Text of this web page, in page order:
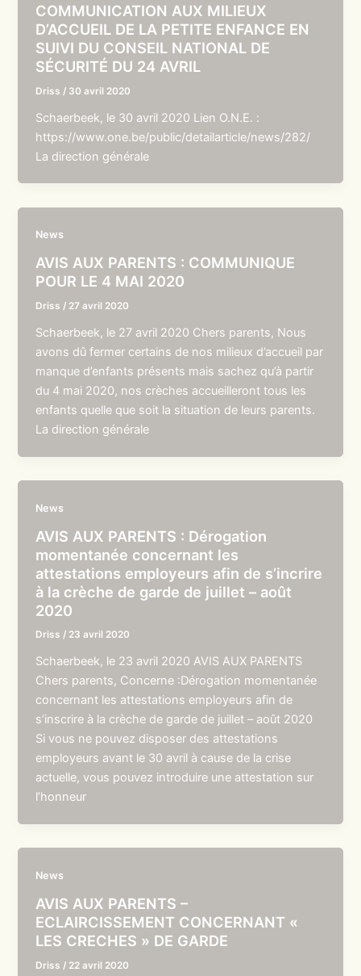
COMMUNICATION AUX MILIEUX
D’ACCUEIL DE LA PETITE ENFANCE EN
SUIVI DU CONSEIL NATIONAL DE
SÉCURITÉ DU 24 AVRIL
Driss / 30 avril 2020
Schaerbeek, le 30 avril 2020 Lien O.N.E. :
https://www.one.be/public/detailarticle/news/282/
La direction générale
News
AVIS AUX PARENTS : COMMUNIQUE
POUR LE 4 MAI 2020
Driss / 27 avril 2020
Schaerbeek, le 27 avril 2020 Chers parents, Nous
avons dû fermer certains de nos milieux d’accueil par
manque d’enfants présents mais sachez qu’à partir
du 4 mai 2020, nos crèches accueilleront tous les
enfants quelle que soit la situation de leurs parents.
La direction générale
News
AVIS AUX PARENTS : Dérogation
momentanée concernant les
attestations employeurs afin de s’incrire
à la crèche de garde de juillet – août
2020
Driss / 23 avril 2020
Schaerbeek, le 23 avril 2020 AVIS AUX PARENTS
Chers parents, Concerne :Dérogation momentanée
concernant les attestations employeurs afin de
s’inscrire à la crèche de garde de juillet – août 2020
Si vous ne pouvez disposer des attestations
employeurs avant le 30 avril à cause de la crise
actuelle, vous pouvez introduire une attestation sur
l’honneur
News
AVIS AUX PARENTS –
ECLAIRCISSEMENT CONCERNANT «
LES CRECHES » DE GARDE
Driss / 22 avril 2020